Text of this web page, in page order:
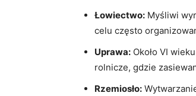
Łowiectwo: Myśliwi
celu często
Uprawa: Około VI
rolnicze, gdzie
Rzemiosło: